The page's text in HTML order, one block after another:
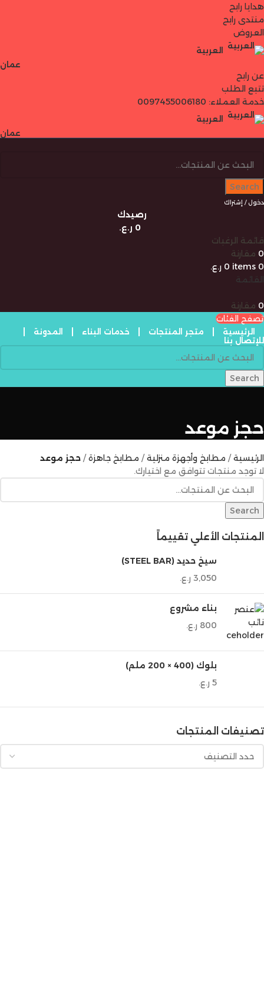
هدايا رابح
منتدى رابح
العروض
العربية
عمان
عن رابح
تتبع الطلب
خدمة العملاء: 0097455006180
العربية
عمان
Search
دخول / إشتراك
رصيدك
0 ر.ع.
قائمة الرغبات
0 مقارنة
0
items
0 ر.ع.
القائمة
0 مقارنة
تصفح الفئات
الرئيسية
متجر المنتجات خدمات البناء
المدونة
للإتصال بنا
Search
حجز موعد
المنتجات الأعلي تقييماً
سيخ حديد (STEEL BAR)
3,050 ر.ع.
بناء مشروع
800 ر.ع.
بلوك (400 × 200 ملم)
5 ر.ع.
تصنيفات المنتجات
الرئيسية مطابخ وأجهزة منزلية مطابخ جاهزة
حجز موعد
لا توجد منتجات تتوافق مع اختيارك.
Search